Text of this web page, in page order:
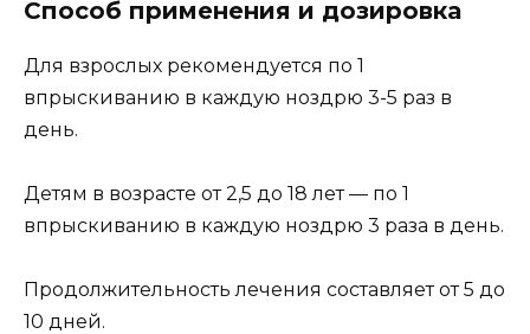
Способ применения и дозировка
Для взрослых рекомендуется по 1
впрыскиванию в каждую ноздрю 3-5 раз в
день.
Детям в возрасте от 2,5 до 18 лет — по 1
впрыскиванию в каждую ноздрю 3 раза в день.
Продолжительность лечения составляет от 5 до
10 дней.